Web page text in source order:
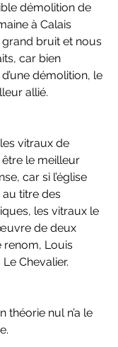
démolition de
à Calais
bruit et nous
car bien
démolition, le
allié.
vitraux de
être le meilleur
car si l’église
au titre des
les vitraux le
de deux
renom, Louis
Chevalier.
théorie nul n’a le